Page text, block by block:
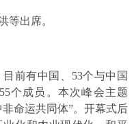
出席。
前有中国、53个与中国
个成员。本次峰会主题
命运共同体”。开幕式后